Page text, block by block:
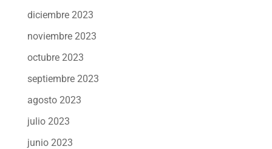
diciembre 2023
noviembre 2023
octubre 2023
septiembre 2023
agosto 2023
julio 2023
junio 2023